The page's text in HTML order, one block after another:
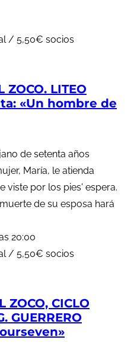
/ 5,50€ socios
ZOCO. LITEO
«Un hombre de
de setenta años
María, le atienda
viste por los pies' espera.
de su esposa hará
20:00
/ 5,50€ socios
ZOCO, CICLO
GUERRERO